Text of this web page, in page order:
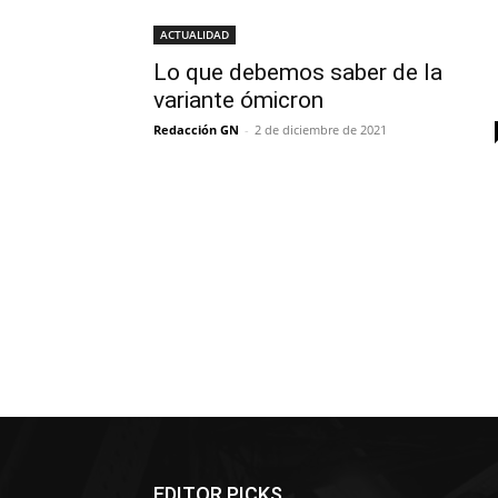
ACTUALIDAD
Lo que debemos saber de la
variante ómicron
Redacción GN - 2 de diciembre de 2021